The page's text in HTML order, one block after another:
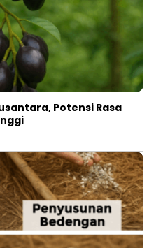
Potensi Rasa